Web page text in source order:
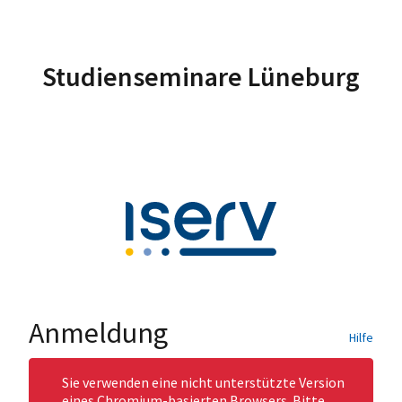
Studienseminare Lüneburg
Anmeldung Hilfe
Sie verwenden eine nicht unterstützte Version